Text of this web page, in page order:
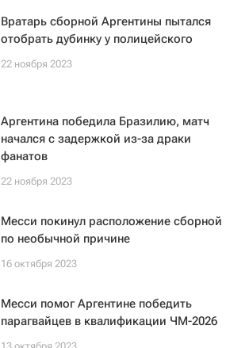
Вратарь сборной Аргентины пытался
отобрать дубинку у полицейского
22 ноября 2023
Аргентина победила Бразилию, матч
начался с задержкой из-за драки
фанатов
22 ноября 2023
Месси покинул расположение сборной
по необычной причине
16 октября 2023
Месси помог Аргентине победить
парагвайцев в квалификации ЧМ-2026